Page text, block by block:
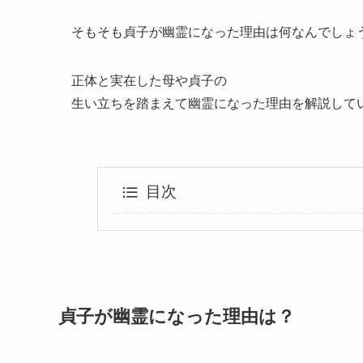
そもそも貞子が幽霊になった理由は何なんでしょ
正体と実在した母や貞子の
生い立ちを踏まえて幽霊になった理由を解説して
目次
貞子が幽霊になった理由は？